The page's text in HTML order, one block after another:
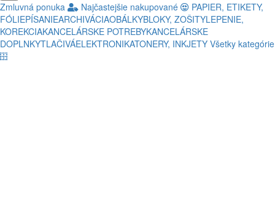
Zmluvná ponuka Najčastejšie nakupované
PAPIER, ETIKETY,
FÓLIEPÍSANIEARCHIVÁCIAOBÁLKYBLOKY, ZOŠITYLEPENIE,
KOREKCIAKANCELÁRSKE POTREBYKANCELÁRSKE
DOPLNKYTLAČIVÁELEKTRONIKATONERY, INKJETY Všetky kategórie